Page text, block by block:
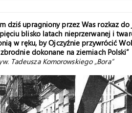
dziś upragniony przez Was rozkaz
blisko latach nieprzerwanej i
w ręku, by Ojczyźnie przywrócić
dokonane na ziemiach Polski”
Tadeusza Komorowskiego „Bora”